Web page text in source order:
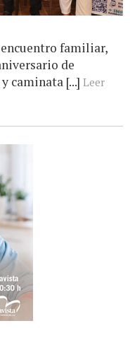
familiar,
de
caminata [...] Leer